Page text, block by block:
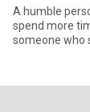
A humble
spend more
someone who